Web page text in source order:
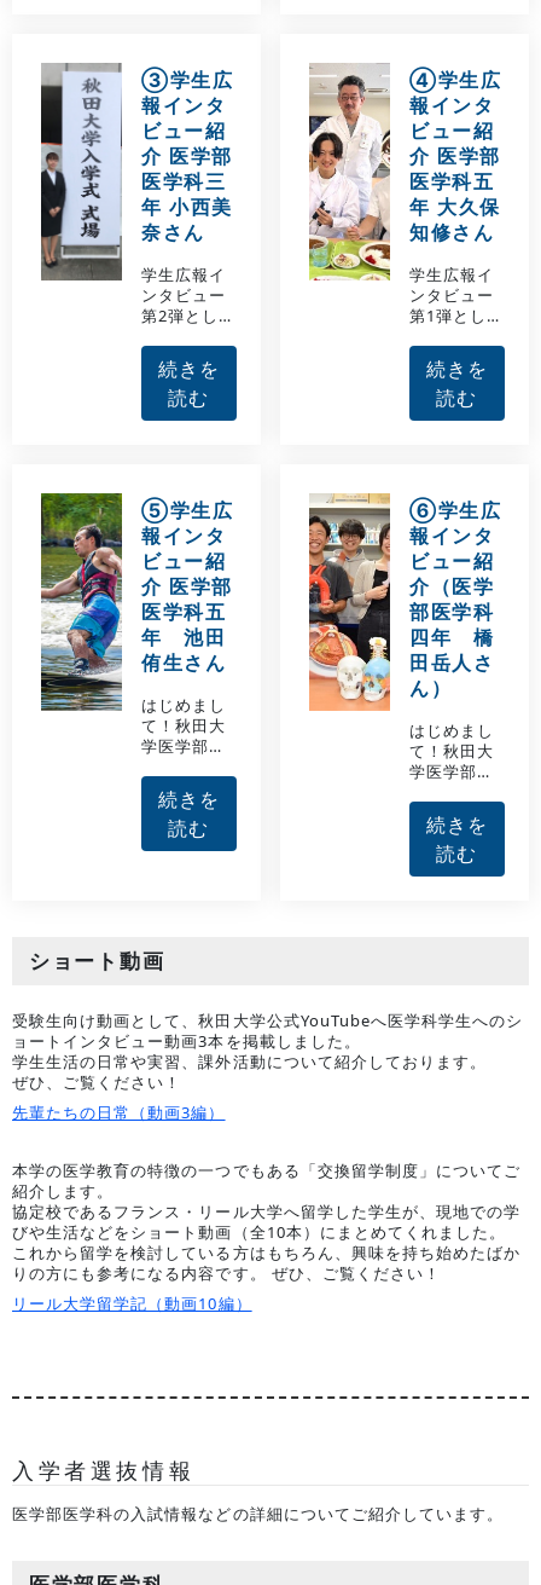
遡ります。
秋田大学医
学部・胸部
外科学講座
では、先
代・小川純
一先生が数
多くの先駆
的かつ独創
的研究を推
し進め、
「磁力を用
いたセンチ
節同定機
器」の開発
を行ってき
た教室の歴
（さかた な
つや）さん
と、医学部
医学科二年
生の内藤蓮
（ないとう
れん）さん
のインタビ
ュー記事を
ます。
③学生広
報インタ
ビュー紹
介 医学部
医学科三
年 小西美
奈さん
学生広報イ
ンタビュー
第2弾とし
代の体験や
秋田大学医
学部医学科
の良いとこ
三年生の坂
田捺哉（さ
かた なつ
や）さん
と、医学部
医学科の三
年生の小西
美奈（こに
しみな）さ
ビュー記事
を紹介いた
します。
続きを
読む
④学生広
報インタ
ビュー紹
介 医学部
医学科五
年 大久保
知修さん
学生広報イ
ンタビュー
第1弾とし
学医学部の
良さや学生
生活につい
て、秋田大
（さかた な
つや）さん
と、医学部
医学科二年
生の内藤蓮
（ないとう
れん）さん
のインタビ
ュー記事を
紹介いたし
ます。
続きを
読む
⑤学生広
報インタ
ビュー紹
介 医学部
医学科五
年 池田
侑生さん
はじめまし
て！秋田大
学医学部医
の池田侑生
です。今
回、とある
マイナース
人科学講座
の寺田先生
けをいただ
き、このペ
ージを執筆
させていた
だくことと
なりまし
続きを
読む
⑥学生広
報インタ
ビュー紹
介（医学
部医学科
四年 橋
田岳人さ
ん）
はじめまし
て！秋田大
学医学部医
年代表）の
橋田岳人で
す。今回、
とある業務
際に、受験
記事の執筆
田で医学を
学ぶ中で得
たものや、
秋田の魅力
などをお伝
えさせてい
ただければ
続きを
読む
ショート動画
受験生向け動画として、秋田大学公式YouTubeへ医学科学生へのシ
ョートインタビュー動画3本を掲載しました。
学生生活の日常や実習、課外活動について紹介しております。
ぜひ、ご覧ください！
先輩たちの日常（動画3編）
本学の医学教育の特徴の一つでもある「交換留学制度」についてご
紹介します。
協定校であるフランス・リール大学へ留学した学生が、現地での学
びや生活などをショート動画（全10本）にまとめてくれました。
これから留学を検討している方はもちろん、興味を持ち始めたばか
りの方にも参考になる内容です。 ぜひ、ご覧ください！
リール大学留学記（動画10編）
入学者選抜情報
医学部医学科の入試情報などの詳細についてご紹介しています。